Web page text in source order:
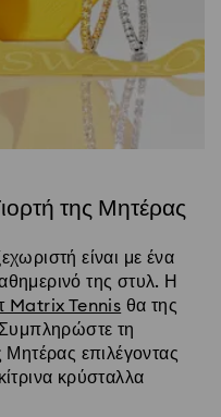
της Μητέρας
είναι με ένα
της στυλ. Η
Matrix Tennis θα της
Συμπληρώστε τη
Μητέρας επιλέγοντας
κρύσταλλα